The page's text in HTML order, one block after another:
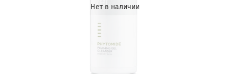
Нет в наличии